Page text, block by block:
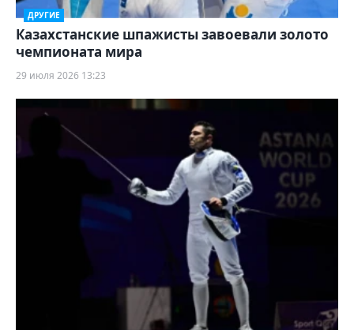
ДРУГИЕ
Казахстанские шпажисты завоевали золото
чемпионата мира
29 июля 2026 13:23